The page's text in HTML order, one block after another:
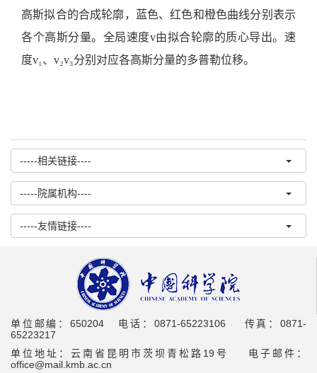
高斯拟合的合成轮廓，蓝色、红色和橙色曲线分别表示
各个高斯分量。全局速度v由拟合轮廓的质心导出。速
度v₁、v₂v₃分别对应各高斯分量的多普勒位移。
-----相关链接----
-----院属机构----
-----友情链接----
单位邮编：650204 电话：0871-65223106 传真：0871-
65223217
单位地址：云南省昆明市茨坝青松路19号 电子邮件：
office@mail.kmb.ac.cn